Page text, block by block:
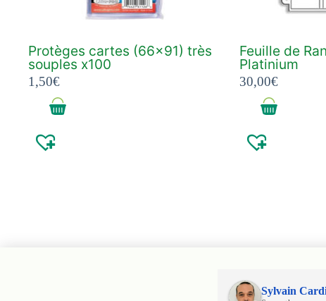
Protèges cartes (66×91) très
souples x100
1,50€
Feuille de
Platinium
30,00€
Sylvain